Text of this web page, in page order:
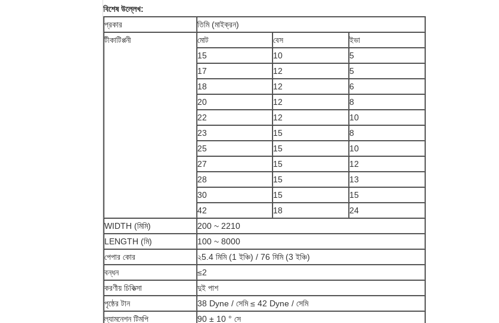
বিশেষ উল্লেখ:
প্রকার
তিমি (মাইক্রন)
টীকাটিপ্পনী
মোট বেস
ইভা
15
10
5
17
12
5
18
12
6
20
12
8
22
12
10
23
15
8
25
15
10
27
15
12
28
15
13
30
15
15
42
18
24
WIDTH (মিমি)
200 ~ 2210
LENGTH (মি)
100 ~ 8000
পেপার কোর
২5.4 মিমি (1 ইঞ্চি) / 76 মিমি (3 ইঞ্চি)
বন্ধন
≤2
করণীয় চিকিত্সা
দুই পাশ
পৃষ্ঠের টান
38 Dyne / সেমি ≤ 42 Dyne / সেমি
ল্যামনেশন টিমপি
90 ± 10 ° সে